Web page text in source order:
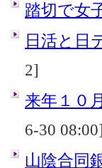
踏切で女
日活と日
2]
来年１０
6-30 08:00]
山陰合同